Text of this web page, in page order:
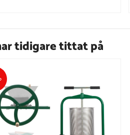
tidigare tittat på